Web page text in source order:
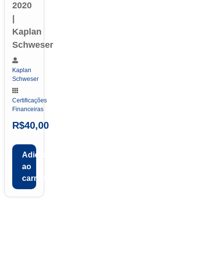
2020
Kaplan
Schweser
Kaplan
Schweser
Certificações
Financeiras
R$40,00
Adicionar
ao
carrinho